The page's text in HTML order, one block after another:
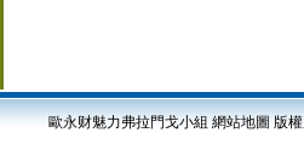
歐永财魅力弗拉門戈小組 網站地圖 版